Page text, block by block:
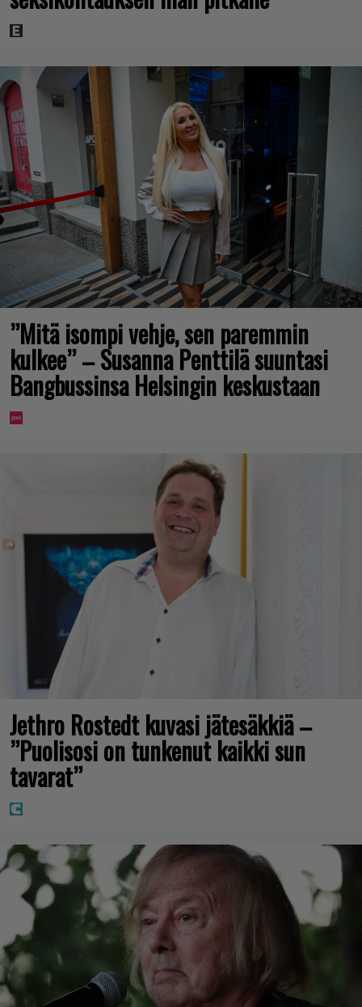
”Mitä isompi vehje, sen paremmin
kulkee” – Susanna Penttilä suuntasi
Bangbussinsa Helsingin keskustaan
Jethro Rostedt kuvasi jätesäkkiä –
”Puolisosi on tunkenut kaikki sun
tavarat”